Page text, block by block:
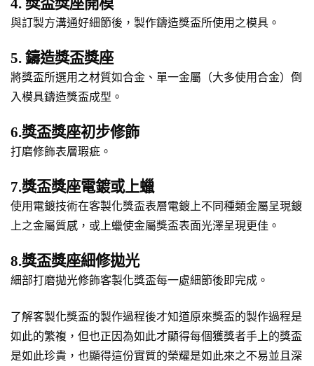
4. 獎盃獎座開模
與訂製方溝通好細節後，製作鑄造獎盃所使用之模具。
5. 鑄造獎盃獎座
將獎盃所選用之材質如合金、單一金屬（大多使用合金）倒
入模具鑄造獎盃成型。
6.獎盃獎座初步修飾
打磨修飾表層瑕疵。
7.獎盃獎座電鍍或上蠟
使用電鍍技術在客製化獎盃表層電鍍上不同種類金屬呈現鍍
上之金屬質感，或上蠟使金屬獎盃表面光澤呈現更佳。
8.獎盃獎座細修拋光
細部打磨拋光修飾客製化獎盃每一處細節後即完成。
了解客製化獎盃的製作過程後才知道原來獎盃的製作過程是
如此的繁複，但也正因為如此才顯得每個獲獎者手上的獎盃
是如此珍貴，也顯得這份實質的榮耀是如此來之不易並且深